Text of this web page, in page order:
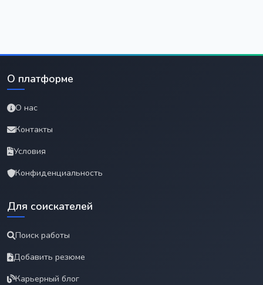
О платформе
О нас
Контакты
Условия
Конфиденциальность
Для соискателей
Поиск работы
Добавить резюме
Карьерный блог